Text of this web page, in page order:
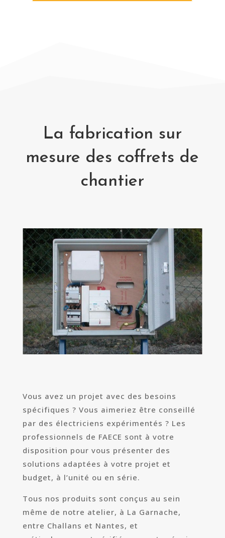
La fabrication sur
mesure des coffrets de
chantier
Vous avez un projet avec des besoins
spécifiques ? Vous aimeriez être conseillé
par des électriciens expérimentés ? Les
professionnels de FAECE sont à votre
disposition pour vous présenter des
solutions adaptées à votre projet et
budget, à l’unité ou en série.
Tous nos produits sont conçus au sein
même de notre atelier, à La Garnache,
entre Challans et Nantes, et